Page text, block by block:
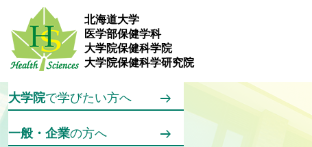
メインコンテンツへスキップ
北海道大学
医学部保健学科
大学院保健科学院
大学院保健科学研究院
訪問者別メニュー
保健学科で学びたい方へ
大学院で学びたい方へ
一般・企業の方へ